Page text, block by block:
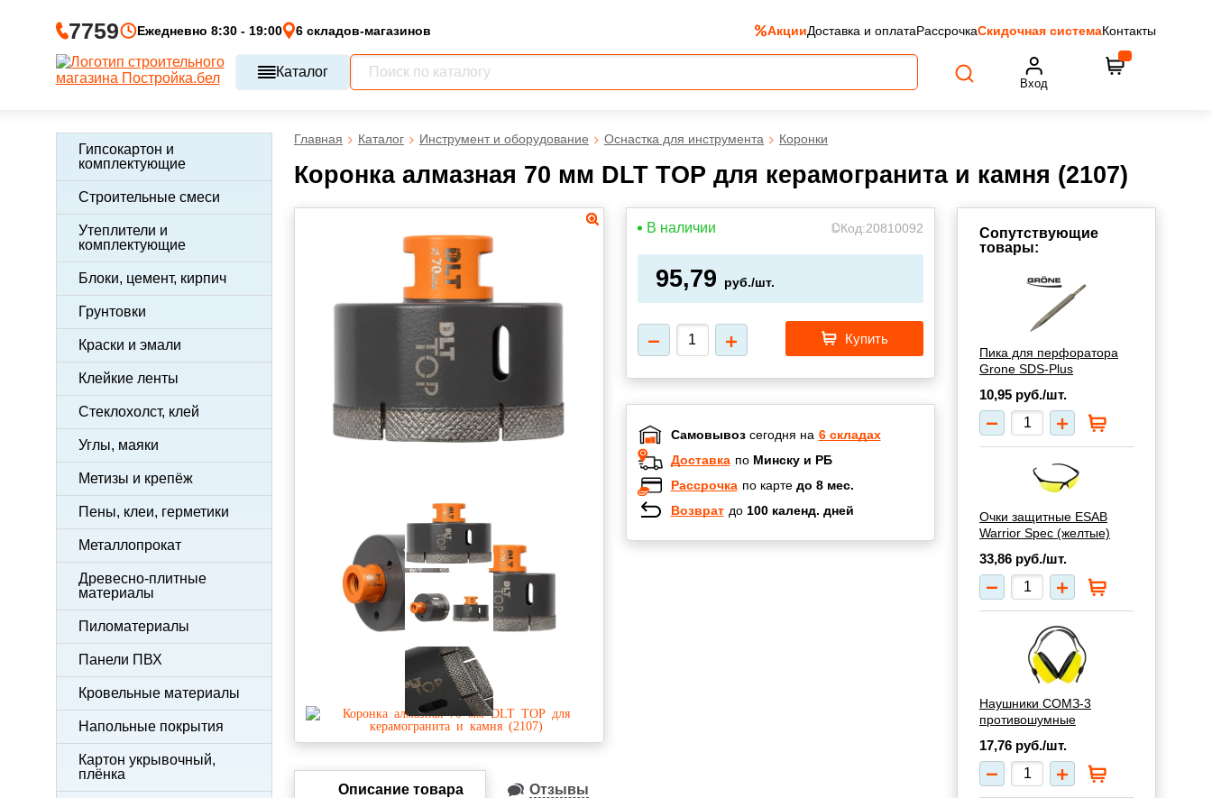
7759 Ежедневно 8:30 - 19:00 6 складов-магазинов АкцииДоставка и оплатаРассрочкаСкидочная системаКонтакты
Каталог
Вход
Гипсокартон и
комплектующие
Строительные смеси
Утеплители и
комплектующие
Блоки, цемент, кирпич
Грунтовки
Краски и эмали
Клейкие ленты
Стеклохолст, клей
Углы, маяки
Метизы и крепёж
Пены, клеи, герметики
Металлопрокат
Древесно-плитные
материалы
Пиломатериалы
Панели ПВХ
Кровельные материалы
Напольные покрытия
Картон укрывочный,
плёнка
Главная Каталог Инструмент и оборудование Оснастка для инструмента Коронки
Коронка алмазная 70 мм DLT TOP для керамогранита и камня (2107)
В наличии Код:20810092
95,79 руб./шт.
Купить
Самовывозсегодня на 6 складах
Доставка по Минску и РБ
Рассрочка по карте до 8 мес.
Возврат до 100 календ. дней
Описание товара Отзывы
Сопутствующие
товары:
Пика для перфоратора
Grone SDS-Plus
10,95 руб./шт.
Очки защитные ESAB
Warrior Spec (желтые)
33,86 руб./шт.
Наушники СОМЗ-3
противошумные
17,76 руб./шт.